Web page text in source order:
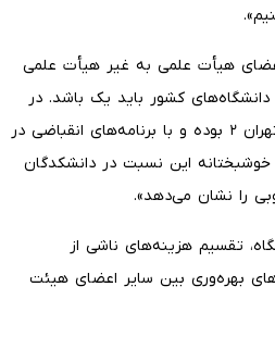
هیأت علمی به غیر هیأت علمی
دانشگاه‌های کشور باید یک باشد. در
حالی که این عدد در دانشگاه تهران ۲ بوده و با برنامه‌های انقباضی در
است. خوشبختانه این نسبت در دانشکدگان
تقسیم هزینه‌های ناشی از
بهره‌وری بین سایر اعضای هیئت